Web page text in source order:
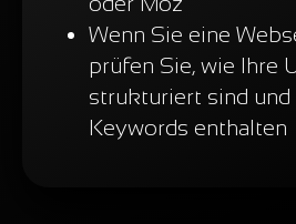
Wenn Sie eine
prüfen Sie, wie Ihre
strukturiert sind und
Keywords enthalten